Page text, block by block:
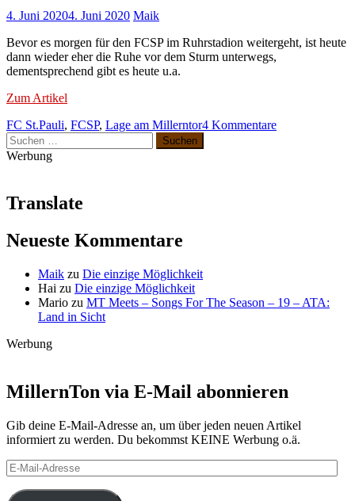
4. Juni 20204. Juni 2020 Maik
Bevor es morgen für den FCSP im Ruhrstadion weitergeht, ist heute
dann wieder eher die Ruhe vor dem Sturm unterwegs,
dementsprechend gibt es heute u.a.
Zum Artikel
FC St.Pauli, FCSP, Lage am Millerntor4 Kommentarezu
Suchen
nach:
Werbung
Translate
Neueste Kommentare
Maik zu Die einzige Möglichkeit
Hai zu Die einzige Möglichkeit
Mario zu MT Meets – Songs For The Season – 19 – ATA:
Land in Sicht
Werbung
MillernTon via E-Mail abonnieren
Gib deine E-Mail-Adresse an, um über jeden neuen Artikel
informiert zu werden. Du bekommst KEINE Werbung o.ä.
E-
Mail-
Adresse